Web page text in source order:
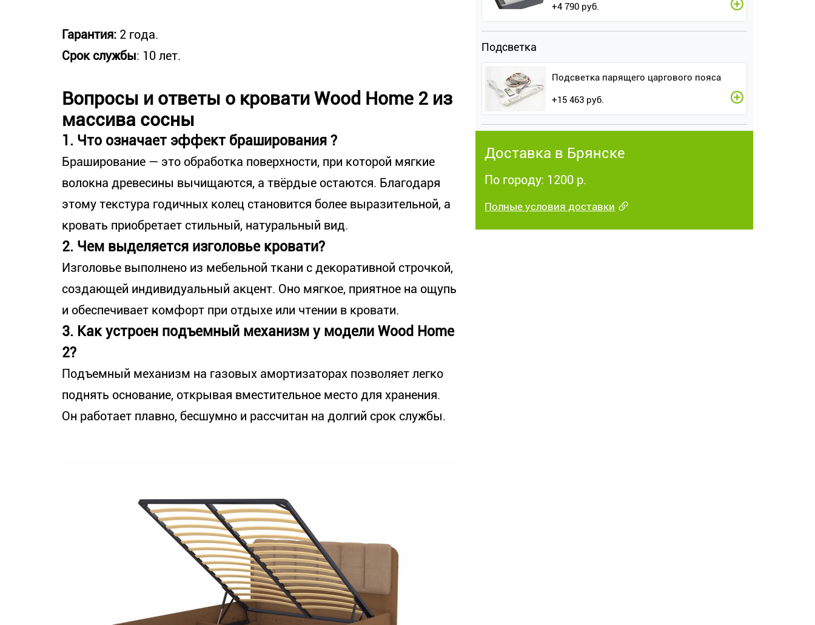
Гарантия: 2 года.
Срок службы: 10 лет.
Вопросы и ответы о кровати Wood Home 2 из
массива сосны
1. Что означает эффект браширования ?
Браширование — это обработка поверхности, при которой мягкие
волокна древесины вычищаются, а твёрдые остаются. Благодаря
этому текстура годичных колец становится более выразительной, а
кровать приобретает стильный, натуральный вид.
2. Чем выделяется изголовье кровати?
Изголовье выполнено из мебельной ткани с декоративной строчкой,
создающей индивидуальный акцент. Оно мягкое, приятное на ощупь
и обеспечивает комфорт при отдыхе или чтении в кровати.
3. Как устроен подъемный механизм у модели Wood Home
2?
Подъемный механизм на газовых амортизаторах позволяет легко
поднять основание, открывая вместительное место для хранения.
Он работает плавно, бесшумно и рассчитан на долгий срок службы.
+4 790 руб.
Подсветка
Подсветка парящего царгового пояса
+15 463 руб.
Доставка в Брянске
По городу: 1200 р.
Полные условия доставки